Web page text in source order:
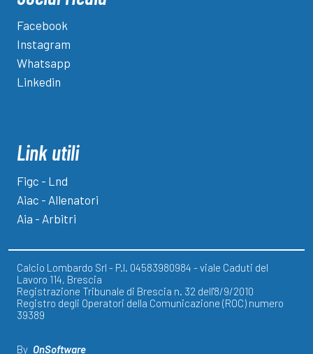
Facebook
Instagram
Whatsapp
Linkedin
Link utili
Figc - Lnd
Aiac - Allenatori
Aia - Arbitri
Calcio Lombardo Srl - P.I. 04583980984 - viale Caduti del
Lavoro 114, Brescia
Registrazione Tribunale di Brescia n. 32 dell'8/9/2010
Registro degli Operatori della Comunicazione (ROC) numero
39389
By OnSoftware